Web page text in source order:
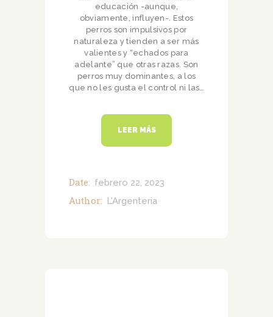
educación -aunque,
obviamente, influyen-. Estos
perros son impulsivos por
naturaleza y tienden a ser más
valientes y “echados para
adelante” que otras razas. Son
perros muy dominantes, a los
que no les gusta el control ni las…
LEER MÁS
Date: febrero 22, 2023
Author: L'Argenteria